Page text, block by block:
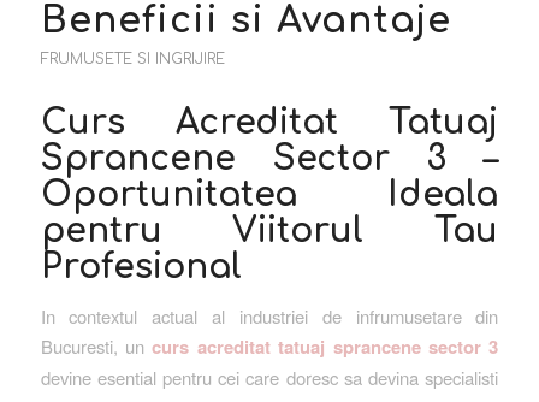
Beneficii si Avantaje
FRUMUSETE SI INGRIJIRE
Curs Acreditat Tatuaj
Sprancene Sector 3 –
Oportunitatea Ideala
pentru Viitorul Tau
Profesional
In contextul actual al industriei de infrumusetare din
Bucuresti, uncurs acreditat tatuaj sprancene sector 3
devine esential pentru cei care doresc sa devina specialisti